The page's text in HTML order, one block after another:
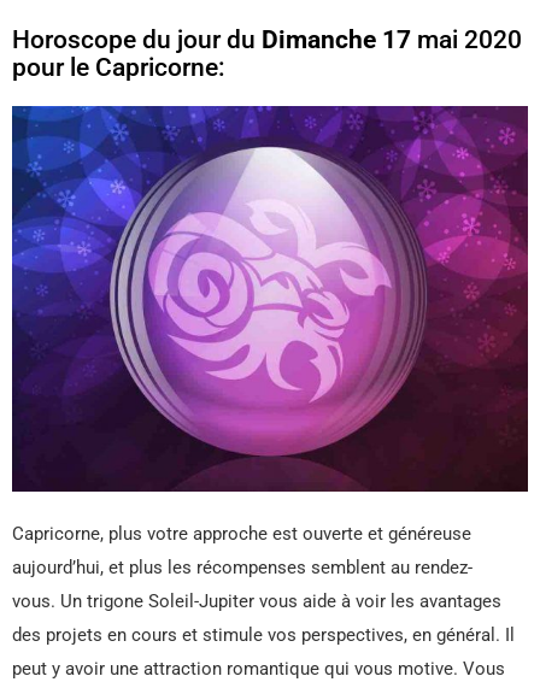
Horoscope du jour du Dimanche 17 mai 2020
pour le Capricorne:
Capricorne, plus votre approche est ouverte et généreuse
aujourd’hui, et plus les récompenses semblent au rendez-
vous. Un trigone Soleil-Jupiter vous aide à voir les avantages
des projets en cours et stimule vos perspectives, en général. Il
peut y avoir une attraction romantique qui vous motive. Vous